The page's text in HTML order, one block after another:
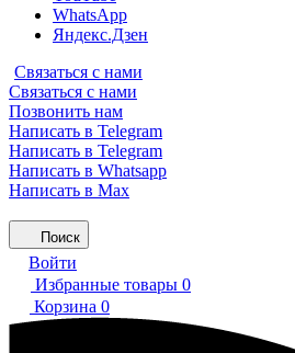
WhatsApp
Яндекс.Дзен
Связаться с нами
Связаться с нами
Позвонить нам
Написать в Telegram
Написать в Telegram
Написать в Whatsapp
Написать в Max
Поиск
Войти
Избранные товары 0
Корзина 0